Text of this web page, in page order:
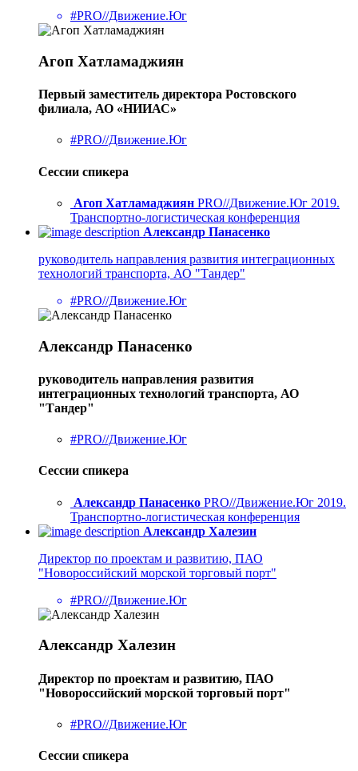
#PRO//Движение.Юг
Агоп Хатламаджиян
Первый заместитель директора Ростовского
филиала, АО «НИИАС»
#PRO//Движение.Юг
Сессии спикера
Агоп Хатламаджиян PRO//Движение.Юг 2019.
Транспортно-логистическая конференция
Александр Панасенко
руководитель направления развития интеграционных
технологий транспорта, АО "Тандер"
#PRO//Движение.Юг
Александр Панасенко
руководитель направления развития
интеграционных технологий транспорта, АО
"Тандер"
#PRO//Движение.Юг
Сессии спикера
Александр Панасенко PRO//Движение.Юг 2019.
Транспортно-логистическая конференция
Александр Халезин
Директор по проектам и развитию, ПАО
"Новороссийский морской торговый порт"
#PRO//Движение.Юг
Александр Халезин
Директор по проектам и развитию, ПАО
"Новороссийский морской торговый порт"
#PRO//Движение.Юг
Сессии спикера